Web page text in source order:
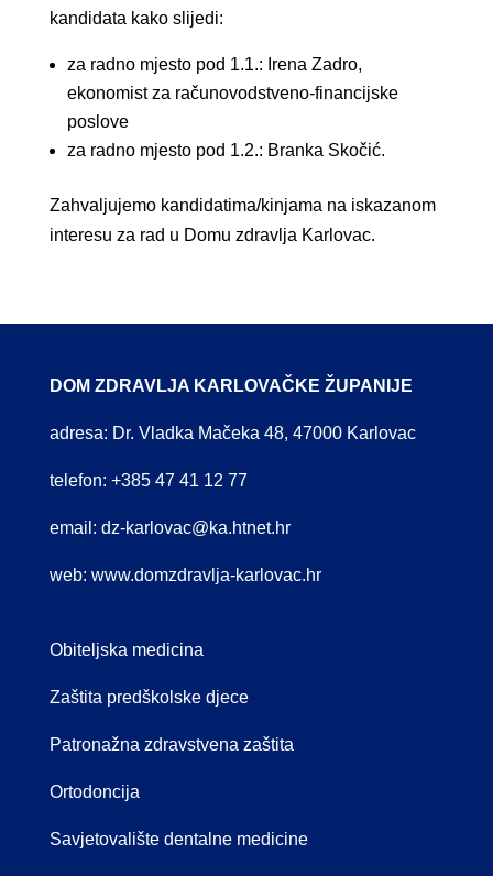
kandidata kako slijedi:
za radno mjesto pod 1.1.: Irena Zadro,
ekonomist za računovodstveno-financijske
poslove
za radno mjesto pod 1.2.: Branka Skočić.
Zahvaljujemo kandidatima/kinjama na iskazanom
interesu za rad u Domu zdravlja Karlovac.
DOM ZDRAVLJA KARLOVAČKE ŽUPANIJE
adresa: Dr. Vladka Mačeka 48, 47000 Karlovac
telefon: +385 47 41 12 77
email: dz-karlovac@ka.htnet.hr
web: www.domzdravlja-karlovac.hr
Obiteljska medicina
Zaštita predškolske djece
Patronažna zdravstvena zaštita
Ortodoncija
Savjetovalište dentalne medicine